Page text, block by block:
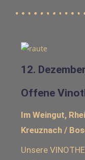
12.
Offene
Im Weingut,
Kreuznach /
Unsere